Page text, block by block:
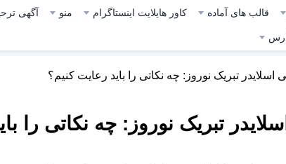
قالب های آماده کاور هایلایت اینستاگرام منو آگهی
اسلایدر تبریک نوروز: چه نکاتی را باید رعایت کنیم؟
تبریک نوروز: چه نکاتی را